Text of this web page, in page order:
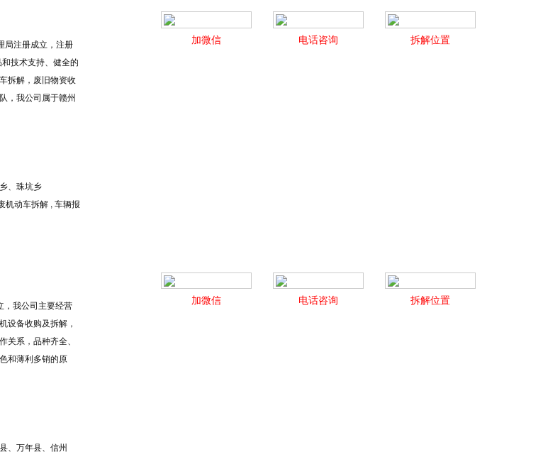
局注册成立，注册
技术支持、健全的
拆解，废旧物资收
，我公司属于赣州
、珠坑乡
机动车拆解 , 车辆报
拆解位置
电话咨询
加微信
，我公司主要经营
设备收购及拆解，
系，品种齐全、
和薄利多销的原
、万年县、信州
拆解位置
电话咨询
加微信